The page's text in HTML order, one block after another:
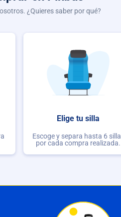
¿Quieres saber por qué?
Elige tu silla
Escoge y separa hasta 6
por cada compra realizada.